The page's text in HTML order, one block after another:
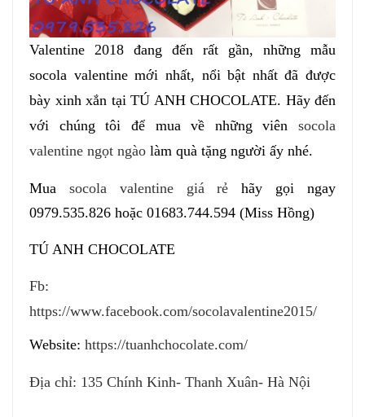
Valentine 2018 đang đến rất gần, những mẫu
socola valentine mới nhất, nổi bật nhất đã được
bày xinh xắn tại TÚ ANH CHOCOLATE. Hãy đến
với chúng tôi để mua về những viên socola
valentine ngọt ngào làm quà tặng người ấy nhé.
Mua socola valentine giá rẻ hãy gọi ngay
0979.535.826 hoặc 01683.744.594 (Miss Hồng)
TÚ ANH CHOCOLATE
Fb:
https://www.facebook.com/socolavalentine2015/
Website: https://tuanhchocolate.com/
Địa chỉ: 135 Chính Kinh- Thanh Xuân- Hà Nội